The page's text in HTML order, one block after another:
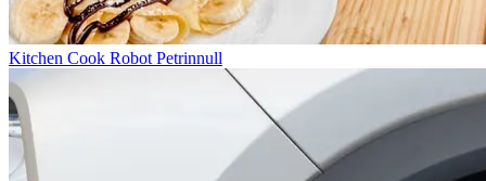
Kitchen Cook Robot Petrinnull